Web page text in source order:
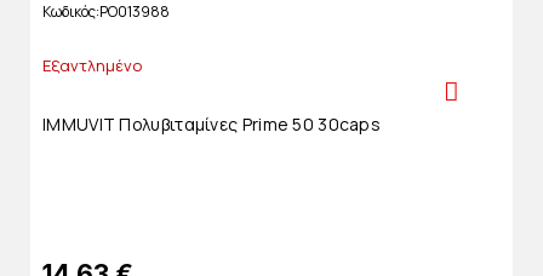
Κωδικός PO013988
Εξαντλημένο
IMMUVIT Πολυβιταμίνες Prime 50 30caps